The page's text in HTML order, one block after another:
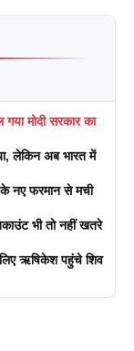
मोदी सरकार का
लेकिन अब भारत में
नए फरमान से मची
भी तो नहीं खतरे
लिए ऋषिकेश पहुंचे शिव